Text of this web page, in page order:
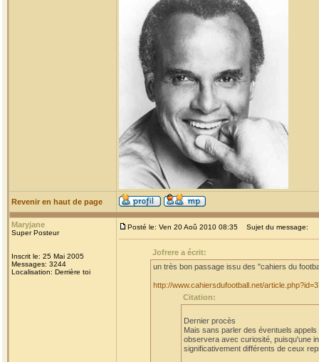
Revenir en haut de page
Maryjane
Super Posteur
Inscrit le: 25 Mai 2005
Messages: 3244
Localisation: Derrière toi
Posté le: Ven 20 Aoû 2010 08:35 Sujet du message:
Jofrere a écrit:
un très bon passage issu des "cahiers du
http://www.cahiersdufootball.net/
Citation:
Dernier procès
Mais sans parler des éventuels
observera avec curiosité, puisqu'une
significativement différents de ceux